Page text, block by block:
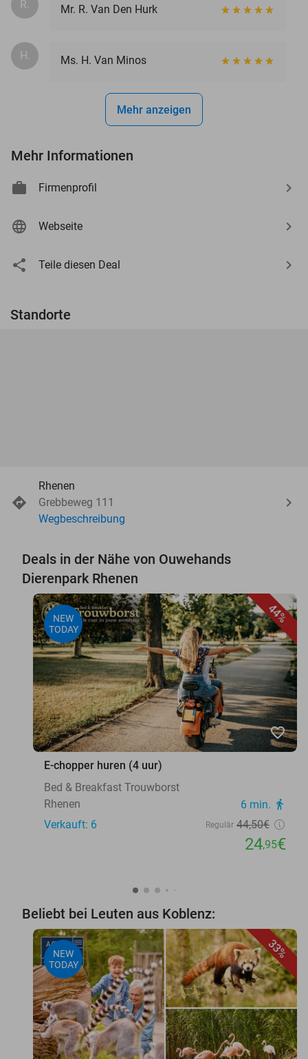
R. Mr. R. Van Den Hurk
H. Ms. H. Van Minos
Mehr anzeigen
Mehr Informationen
Firmenprofil
Webseite
Teile diesen Deal
Standorte
Rhenen
Grebbeweg 111
Wegbeschreibung
Deals in der Nähe von Ouwehands
Dierenpark Rhenen
44%
NEW
TODAY
favorite_border
E-chopper huren (4 uur)
Bed & Breakfast Trouwborst
Rhenen
6 min. directions_walk
Verkauft: 6 Regulär 44,50€
24,95€
Beliebt bei Leuten aus Koblenz:
33%
NEW
TODAY